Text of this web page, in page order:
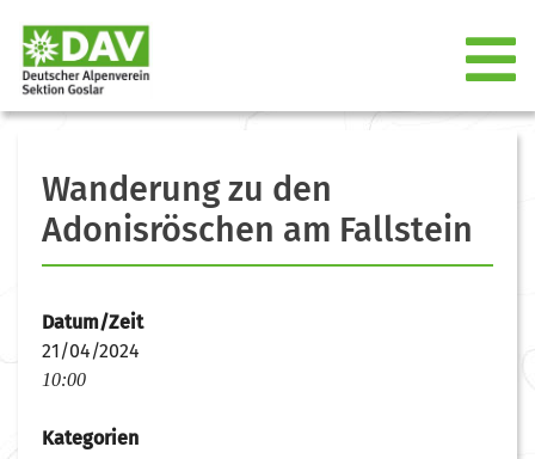
Wanderung zu den
Adonisröschen am Fallstein
Datum/Zeit
21/04/2024
10:00
Kategorien